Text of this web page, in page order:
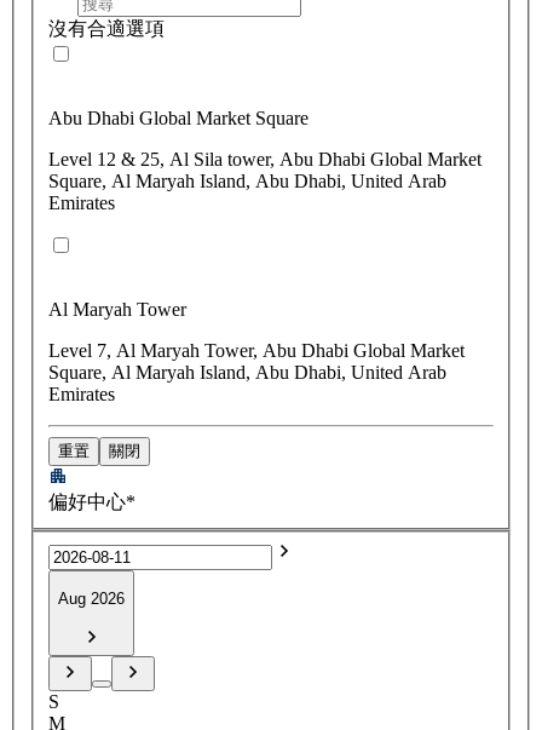
沒有合適選項
Abu Dhabi Global Market Square
Level 12 & 25, Al Sila tower, Abu Dhabi Global Market
Square, Al Maryah Island, Abu Dhabi, United Arab
Emirates
Al Maryah Tower
Level 7, Al Maryah Tower, Abu Dhabi Global Market
Square, Al Maryah Island, Abu Dhabi, United Arab
Emirates
重置 關閉
偏好中心*
Aug 2026
S
M